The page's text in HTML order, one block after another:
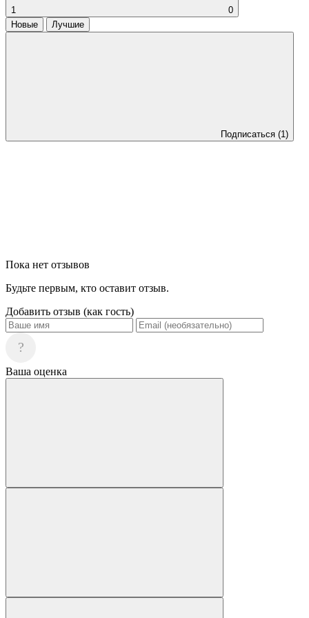
1
0
Новые
Лучшие
Подписаться (1)
Пока нет отзывов
Будьте первым, кто оставит отзыв.
Добавить отзыв (как гость)
?
Ваша оценка